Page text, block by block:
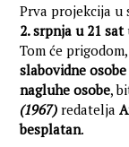
Prva projekcija u
2. srpnja u 21 sat
Tom će
slabovidne
nagluhe osobe,
(1967) redatelja
besplatan.